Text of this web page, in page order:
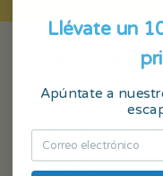
Formato y calidad
Este libro tiene que ser
una madre y su hijo.
más alta calidad, 100%
Llévate un
Apúntate a